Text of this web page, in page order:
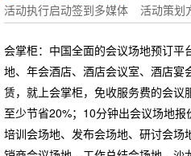
活动执行启动签到多媒体
活动策划
会掌柜：中国全面的会议场地预订
地、年会酒店、酒店会议室、酒店宴
赁，就上会掌柜，免收服务费的会
至少节省20%；10分钟出会议场地报
培训会场地、发布会场地、研讨会